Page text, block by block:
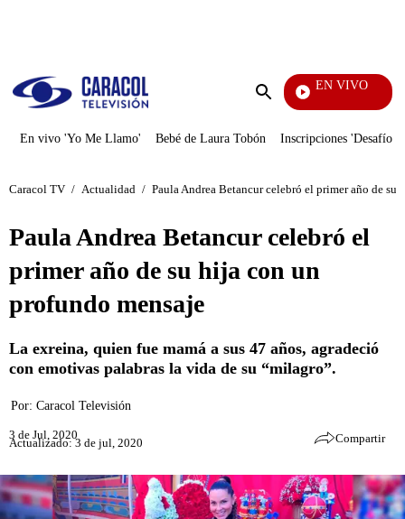
Enviar
EN VIVO
Día A Día
En vivo 'Yo Me Llamo' Bebé de Laura Tobón Inscripciones 'Desafío'
Caracol TV / Actualidad / Paula Andrea Betancur celebró el primer año de su
Paula Andrea Betancur celebró el
primer año de su hija con un
profundo mensaje
La exreina, quien fue mamá a sus 47 años, agradeció
con emotivas palabras la vida de su “milagro”.
Por: Caracol Televisión
3 de Jul, 2020
Actualizado: 3 de jul, 2020 Compartir